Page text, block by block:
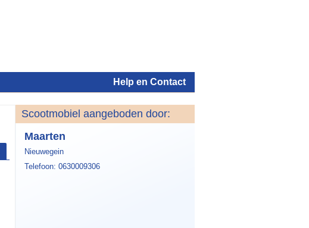
Help en Contact
Scootmobiel aangeboden door:
Maarten
Nieuwegein
Telefoon: 0630009306